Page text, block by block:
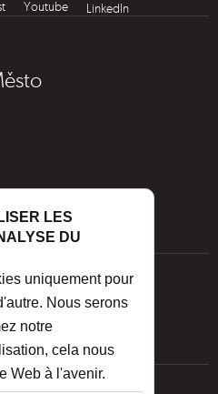
LinkedIn
Youtube
LES
DU
uniquement pour
Nous serons
notre
cela nous
Web à l'avenir.